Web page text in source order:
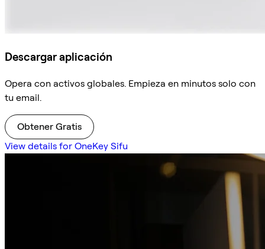
Descargar aplicación
Opera con activos globales. Empieza en minutos solo con
tu email.
Obtener Gratis
View details for OneKey Sifu